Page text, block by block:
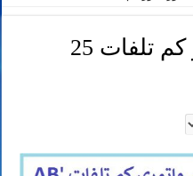
خرید ترانسفورماتور کم تلفات 25